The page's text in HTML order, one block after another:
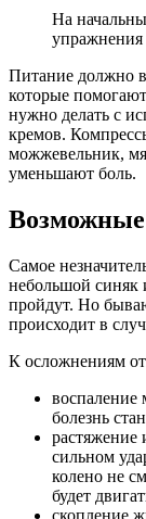
На
упражнения
Питание должно
которые
нужно делать с
кремов.
можжевельник,
уменьшают боль.
Самое
небольшой синяк
пройдут. Но
происходит в
К осложнениям
воспаление
болезнь
растяжение
сильном
колено не
будет